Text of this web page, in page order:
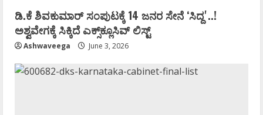
ಡಿ.ಕೆ ಶಿವಕುಮಾರ್‌ ಸಂಪುಟಕ್ಕೆ 14 ಜನರ ಸೇನೆ ʻಸಿದ್ದʼ..!
ಅಶ್ವವೇಗಕ್ಕೆ ಸಿಕ್ಕಿದೆ ಎಕ್ಸ್‌ಕ್ಲೂಸಿವ್‌ ಲಿಸ್ಟ್‌
Ashwaveega June 3, 2026